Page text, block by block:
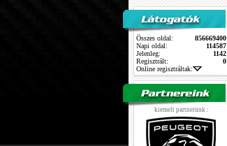
Összes oldal:
856669400
Napi oldal:
114587
Jelenleg:
1142
Regisztrált:
0
Online regisztráltak:
kiemelt partnerünk :